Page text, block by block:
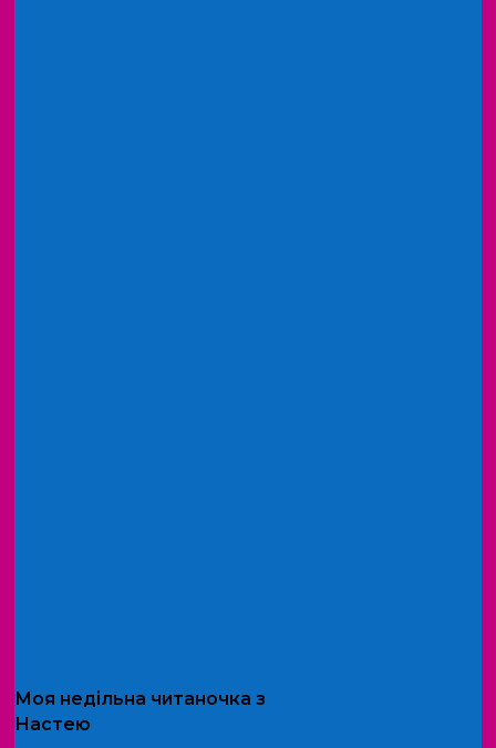
Моя недільна читаночка з
Настею